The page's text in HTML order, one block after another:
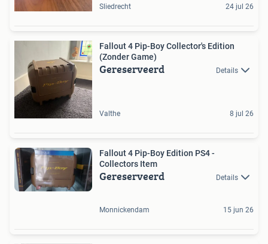
Sliedrecht 24 jul 26
Fallout 4 Pip-Boy Collector's Edition
(Zonder Game)
Gereserveerd Details
Valthe 8 jul 26
Fallout 4 Pip-Boy Edition PS4 -
Collectors Item
Gereserveerd Details
Monnickendam 15 jun 26